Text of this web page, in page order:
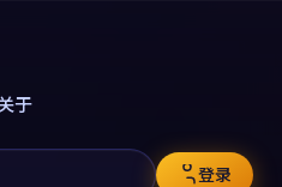
于
登录